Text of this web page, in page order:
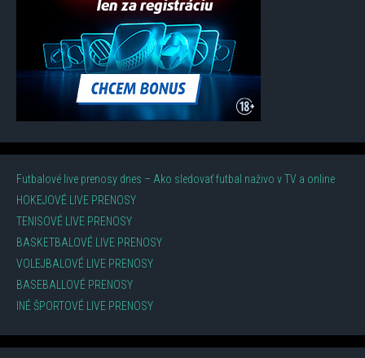
Futbalové live prenosy dnes – Ako sledovať futbal naživo v TV a online
HOKEJOVÉ LIVE PRENOSY
TENISOVÉ LIVE PRENOSY
BASKETBALOVÉ LIVE PRENOSY
VOLEJBALOVÉ LIVE PRENOSY
BASEBALLOVÉ PRENOSY
INÉ ŠPORTOVÉ LIVE PRENOSY